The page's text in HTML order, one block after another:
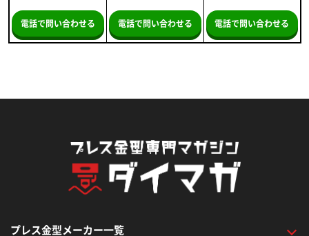
電話で問い合わせる 電話で問い合わせる 電話で問い合わせる
プレス金型メーカー一覧